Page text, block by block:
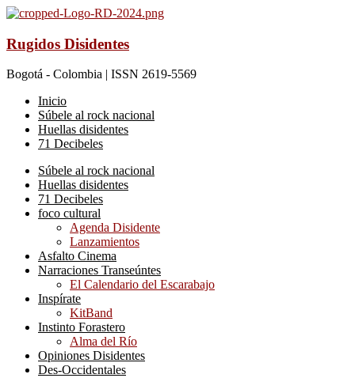
Rugidos Disidentes
Bogotá - Colombia | ISSN 2619-5569
Inicio
Súbele al rock nacional
Huellas disidentes
71 Decibeles
Súbele al rock nacional
Huellas disidentes
71 Decibeles
foco cultural
Agenda Disidente
Lanzamientos
Asfalto Cinema
Narraciones Transeúntes
El Calendario del Escarabajo
Inspírate
KitBand
Instinto Forastero
Alma del Río
Opiniones Disidentes
Des-Occidentales